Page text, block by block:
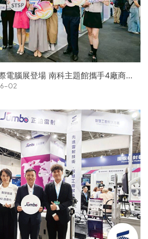
電腦展登場 南科主題館攜手4廠商
應鏈實力
02